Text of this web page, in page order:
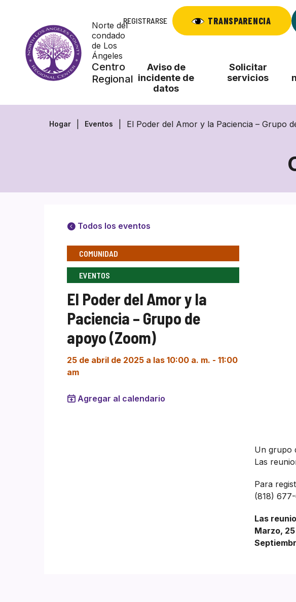
contenido
Norte del
condado
de Los
Ángeles
Centro
Regional
REGISTRARSE TRANSPARENCIA
Aviso de
incidente de
datos
Solicitar
servicios
Hogar Eventos El Poder del Amor y la Paciencia – Grupo
Todos los eventos
COMUNIDAD
EVENTOS
El Poder del Amor y la
Paciencia – Grupo de
apoyo (Zoom)
25 de abril de 2025 a las 10:00 a. m. - 11:00
am
Agregar al calendario
Un grupo
Las
Para
(818)
Las
Marzo,